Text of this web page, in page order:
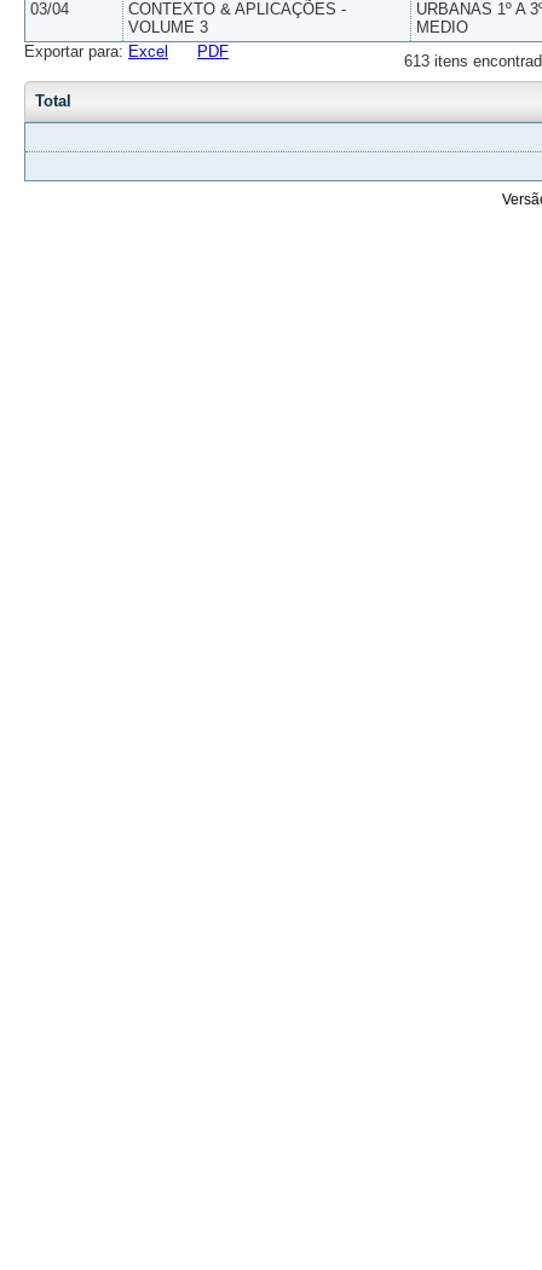
03/04
CONTEXTO & APLICAÇÕES -
VOLUME 3
URBANAS 1º A
MEDIO
613 itens
Exportar para: Excel PDF
Total